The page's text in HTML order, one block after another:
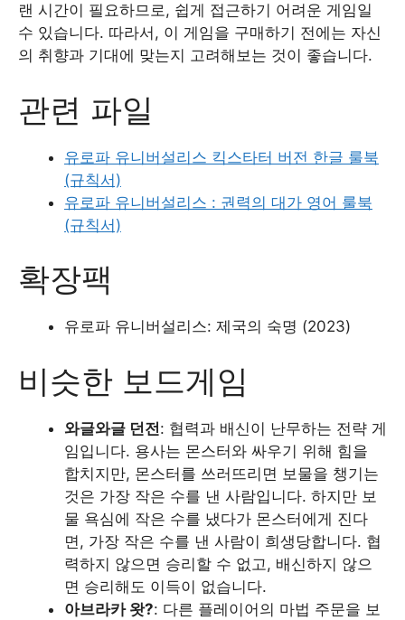
랜 시간이 필요하므로, 쉽게 접근하기 어려운 게임일
수 있습니다. 따라서, 이 게임을 구매하기 전에는 자신
의 취향과 기대에 맞는지 고려해보는 것이 좋습니다.
관련 파일
유로파 유니버설리스 킥스타터 버전 한글 룰북
(규칙서)
유로파 유니버설리스 : 권력의 대가 영어 룰북
(규칙서)
확장팩
유로파 유니버설리스: 제국의 숙명 (2023)
비슷한 보드게임
와글와글 던전: 협력과 배신이 난무하는 전략 게
임입니다. 용사는 몬스터와 싸우기 위해 힘을
합치지만, 몬스터를 쓰러뜨리면 보물을 챙기는
것은 가장 작은 수를 낸 사람입니다. 하지만 보
물 욕심에 작은 수를 냈다가 몬스터에게 진다
면, 가장 작은 수를 낸 사람이 희생당합니다. 협
력하지 않으면 승리할 수 없고, 배신하지 않으
면 승리해도 이득이 없습니다.
아브라카 왓?: 다른 플레이어의 마법 주문을 보